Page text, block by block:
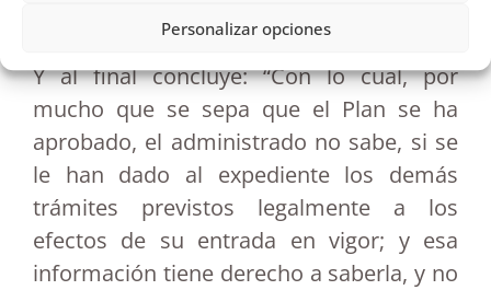
Personalizar opciones
un Plan, que hacerlo entrar en vigor…”.
Y al final concluye: “Con lo cual, por
mucho que se sepa que el Plan se ha
aprobado, el administrado no sabe, si se
le han dado al expediente los demás
trámites previstos legalmente a los
efectos de su entrada en vigor; y esa
información tiene derecho a saberla, y no